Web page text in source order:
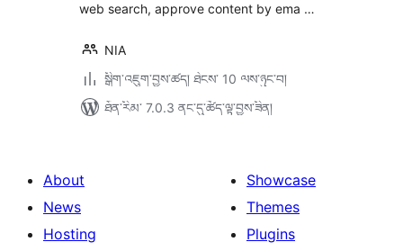
web search, approve content by ema …
NIA
སྒྲིག་འཇུག་བྱས་ཚད། ཐེངས་ 10 ལས་ཉུང་བ།
ཐོན་རིམ་ 7.0.3 ནང་དུ་ཚོད་ལྟ་བྱས་ཟིན།
About
News
Hosting
Showcase
Themes
Plugins